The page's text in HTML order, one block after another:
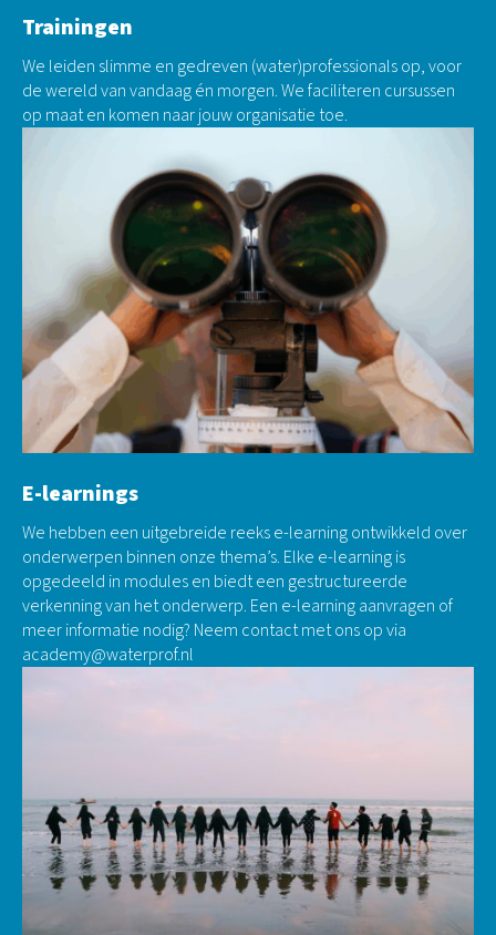
Trainingen
We leiden slimme en gedreven (water)professionals op, voor
de wereld van vandaag én morgen. We faciliteren cursussen
op maat en komen naar jouw organisatie toe.
E-learnings
We hebben een uitgebreide reeks e-learning ontwikkeld over
onderwerpen binnen onze thema’s. Elke e-learning is
opgedeeld in modules en biedt een gestructureerde
verkenning van het onderwerp. Een e-learning aanvragen of
meer informatie nodig? Neem contact met ons op via
academy@waterprof.nl